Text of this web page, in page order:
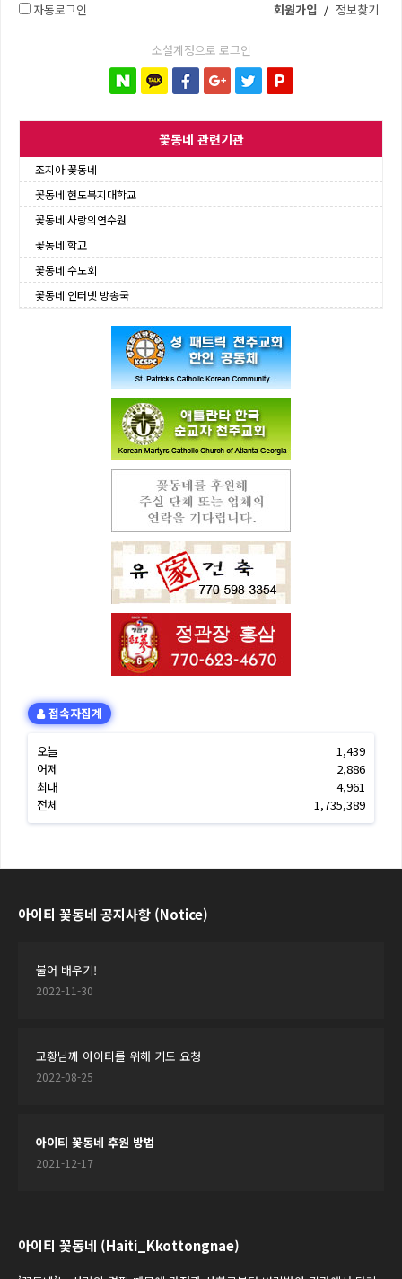
자동로그인 회원가입 / 정보찾기
소셜계정으로 로그인
꽃동네 관련기관
조지아 꽃동네
꽃동네 현도복지대학교
꽃동네 사랑의연수원
꽃동네 학교
꽃동네 수도회
꽃동네 인터넷 방송국
접속자집계
오늘
1,439
어제
2,886
최대
4,961
전체
1,735,389
아이티 꽃동네 공지사항 (Notice)
불어 배우기!
2022-11-30
교황님께 아이티를 위해 기도 요청
2022-08-25
아이티 꽃동네 후원 방법
2021-12-17
아이티 꽃동네 (Haiti_Kkottongnae)